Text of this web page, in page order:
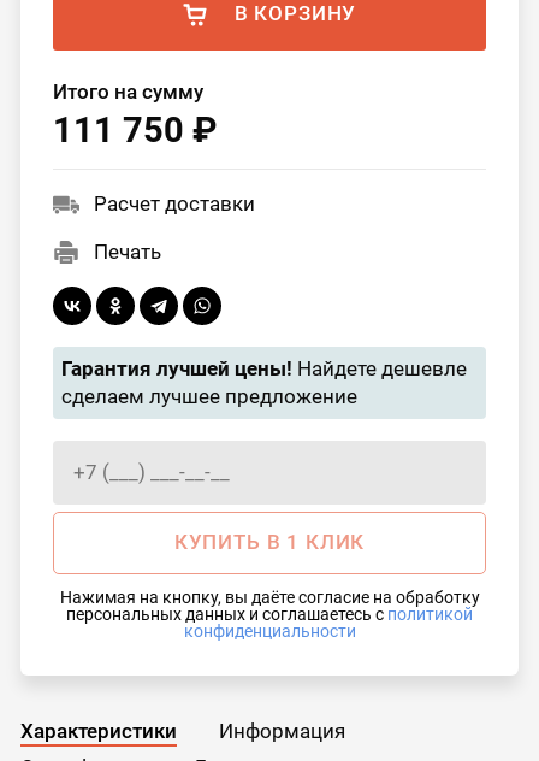
В КОРЗИНУ
Итого на сумму
111 750 ₽
Расчет доставки
Печать
Гарантия лучшей цены! Найдете дешевле
сделаем лучшее предложение
КУПИТЬ В 1 КЛИК
Нажимая на кнопку, вы даёте согласие на обработку
персональных данных и соглашаетесь с политикой
конфиденциальности
Характеристики
Информация